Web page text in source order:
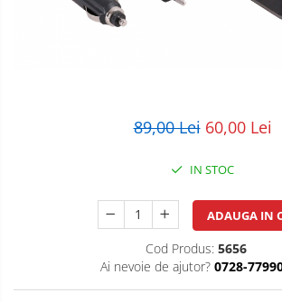
POS/Scanere coduri de bare
89,00 Lei 60,00 Lei
IN STOC
ADAUGA IN
Cod Produs: 5656
Ai nevoie de ajutor? 0728-